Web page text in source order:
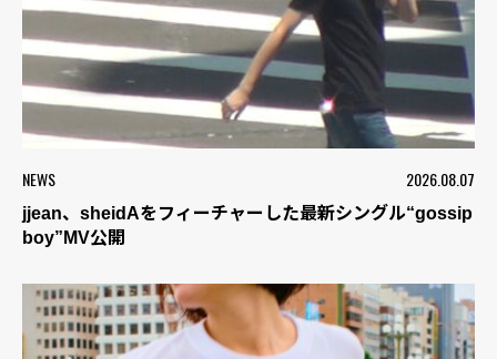
NEWS 2026.08.07
jjean、sheidAをフィーチャーした最新シングル“gossip
boy”MV公開